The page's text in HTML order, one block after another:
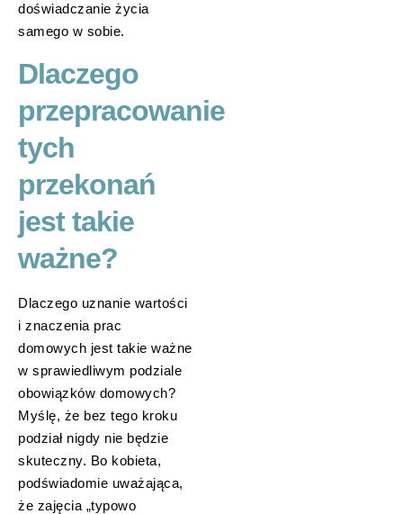
doświadczanie życia
samego w sobie.
Dlaczego
przepracowanie
tych
przekonań
jest takie
ważne?
Dlaczego uznanie wartości
i znaczenia prac
domowych jest takie ważne
w sprawiedliwym podziale
obowiązków domowych?
Myślę, że bez tego kroku
podział nigdy nie będzie
skuteczny. Bo kobieta,
podświadomie uważająca,
że zajęcia „typowo